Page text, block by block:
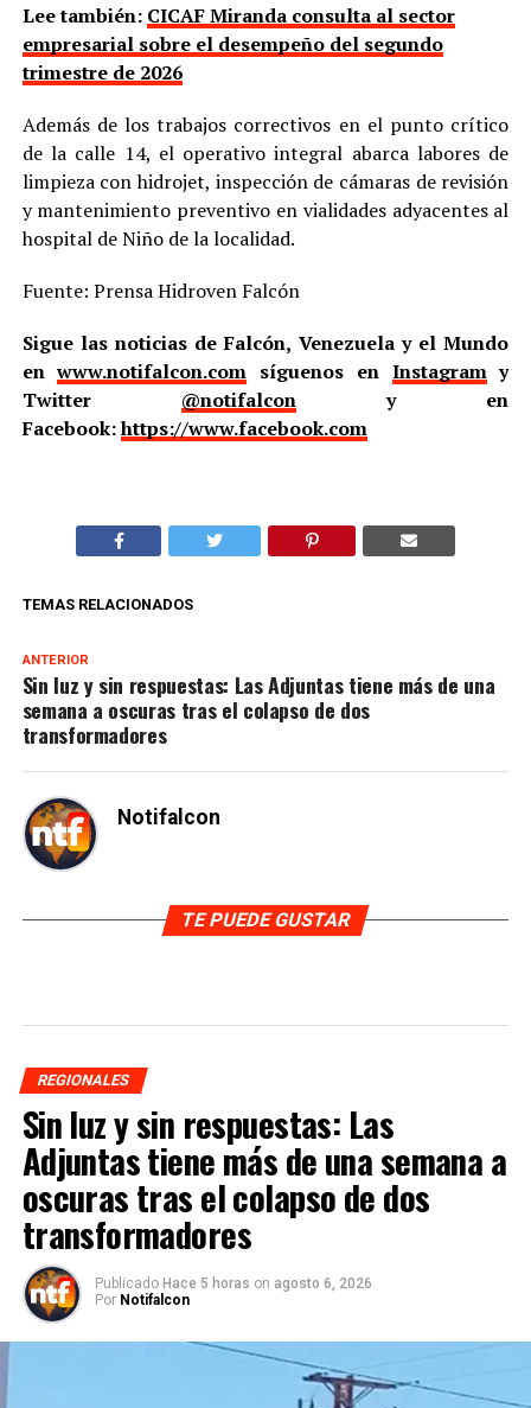
Lee también: CICAF Miranda consulta al sector
empresarial sobre el desempeño del segundo
trimestre de 2026
Además de los trabajos correctivos en el punto crítico
de la calle 14, el operativo integral abarca labores de
limpieza con hidrojet, inspección de cámaras de revisión
y mantenimiento preventivo en vialidades adyacentes al
hospital de Niño de la localidad.
Fuente: Prensa Hidroven Falcón
Sigue las noticias de Falcón, Venezuela y el Mundo
enwww.notifalcon.com síguenos en Instagramy
Twitter @notifalcony en
Facebook:https://www.facebook.com
TEMAS RELACIONADOS
ANTERIOR
Sin luz y sin respuestas: Las Adjuntas tiene más de una
semana a oscuras tras el colapso de dos
transformadores
Notifalcon
TE PUEDE GUSTAR
REGIONALES
Sin luz y sin respuestas: Las
Adjuntas tiene más de una semana a
oscuras tras el colapso de dos
transformadores
Publicado Hace 5 horas on agosto 6, 2026
Por Notifalcon